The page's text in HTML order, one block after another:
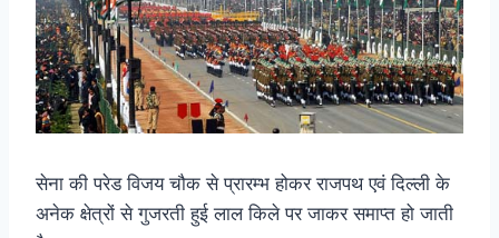
सेना की परेड विजय चौक से प्रारम्भ होकर राजपथ एवं दिल्ली के
अनेक क्षेत्रों से गुजरती हुई लाल किले पर जाकर समाप्त हो जाती